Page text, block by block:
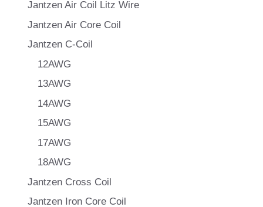
Jantzen Air Coil Litz Wire
Jantzen Air Core Coil
Jantzen C-Coil
12AWG
13AWG
14AWG
15AWG
17AWG
18AWG
Jantzen Cross Coil
Jantzen Iron Core Coil